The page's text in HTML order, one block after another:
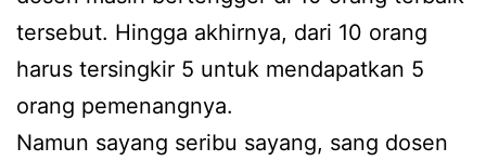
tersebut. Hingga akhirnya, dari 10 orang
harus tersingkir 5 untuk mendapatkan 5
orang pemenangnya.
Namun sayang seribu sayang, sang dosen